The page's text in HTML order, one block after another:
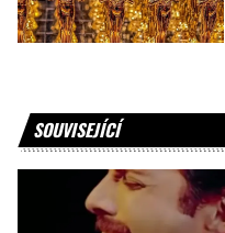
SOUVISEJÍCÍ